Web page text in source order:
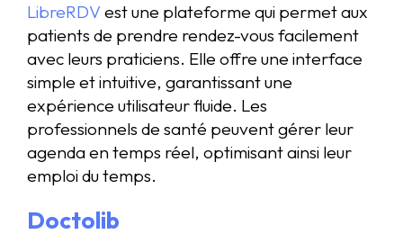
LibreRDV est une plateforme qui permet aux
patients de prendre rendez-vous facilement
avec leurs praticiens. Elle offre une interface
simple et intuitive, garantissant une
expérience utilisateur fluide. Les
professionnels de santé peuvent gérer leur
agenda en temps réel, optimisant ainsi leur
emploi du temps.
Doctolib